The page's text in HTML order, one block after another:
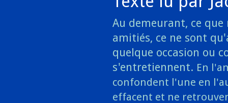
Au demeurant, ce
amitiés, ce ne sont
quelque occasion ou
s'entretiennent. En
confondent l'une en
effacent et ne